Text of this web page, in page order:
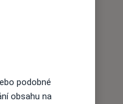
podobné
obsahu na